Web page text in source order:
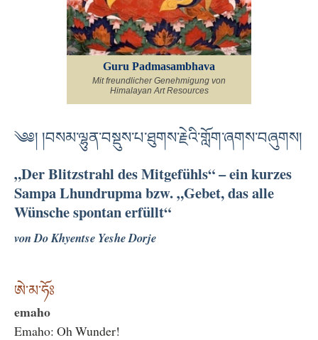
Guru Padmasambhava
Mit freundlicher Genehmigung von
Himalayan Art Resources
༄༅། །བསམ་ལྷུན་བསྡུས་པ་ཐུགས་རྗེའི་གློག་ཞགས་བཞུགས།
„Der Blitzstrahl des Mitgefühls“ – ein kurzes
Sampa Lhundrupma bzw. „Gebet, das alle
Wünsche spontan erfüllt“
von Do Khyentse Yeshe Dorje
ཨེ་མ་ཧོཿ
emaho
Emaho: Oh Wunder!